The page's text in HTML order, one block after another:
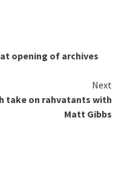
opening of archives
Next
take on rahvatants with
Matt Gibbs